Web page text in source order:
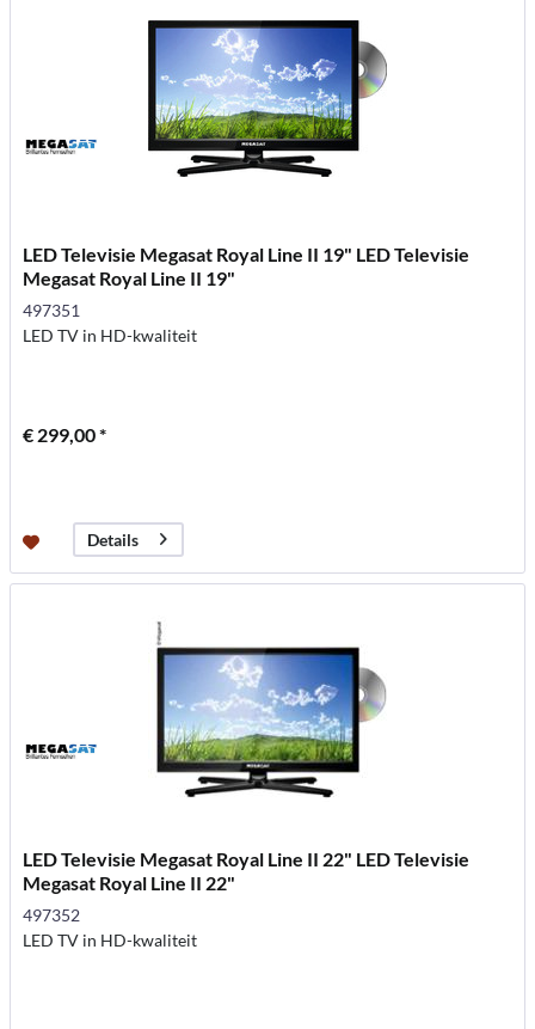
LED Televisie Megasat Royal Line II 19" LED Televisie
Megasat Royal Line II 19"
497351
LED TV in HD-kwaliteit
€ 299,00 *
Details
LED Televisie Megasat Royal Line II 22" LED Televisie
Megasat Royal Line II 22"
497352
LED TV in HD-kwaliteit